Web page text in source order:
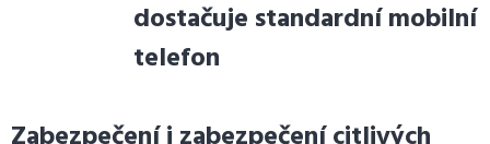
dostačuje standardní mobilní
telefon